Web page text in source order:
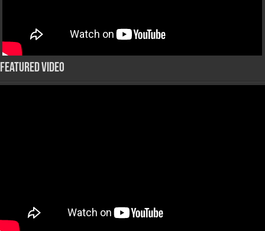
Featured Video